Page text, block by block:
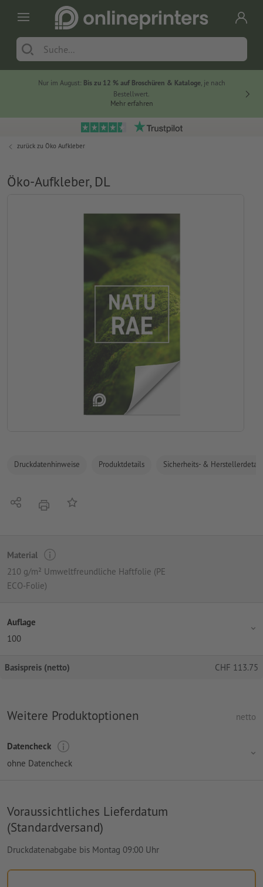
Nur im August: Bis zu 12 % auf Broschüren & Kataloge, je nach
Bestellwert.
Mehr erfahren
zurück zu Öko Aufkleber
Öko-Aufkleber, DL
Druckdatenhinweise Produktdetails Sicherheits- &
Teilen DruckenAuf die Merkliste
Material
210 g/m² Umweltfreundliche Haftfolie (PE
ECO-Folie)
Auflage
100
Basispreis (netto) CHF 113.75
Weitere Produktoptionen netto
Datencheck
ohne Datencheck
Voraussichtliches Lieferdatum
(Standardversand)
Druckdatenabgabe bis Montag 09:00 Uhr